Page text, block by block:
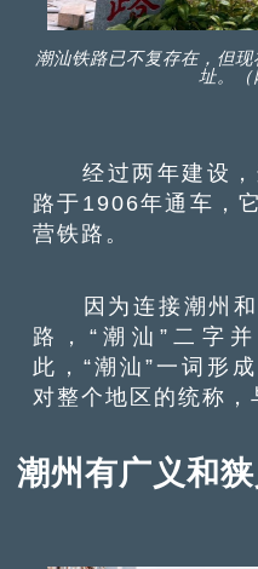
潮汕铁路已不复存在，但
址。（
经过两年建设，
路于1906年通车，
营铁路。
因为连接潮州和
路，“潮汕”二字
此，“潮汕”一词形
对整个地区的统称，
潮州有广义和